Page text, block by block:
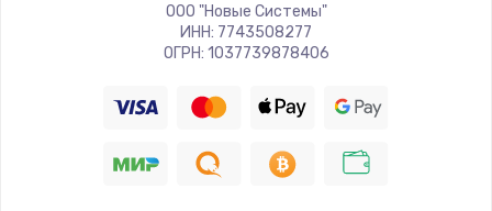
Замена ТЭНа
2500 руб.
1400 руб.
ООО "Новые Системы"
ИНН: 7743508277
ОГРН: 1037739878406